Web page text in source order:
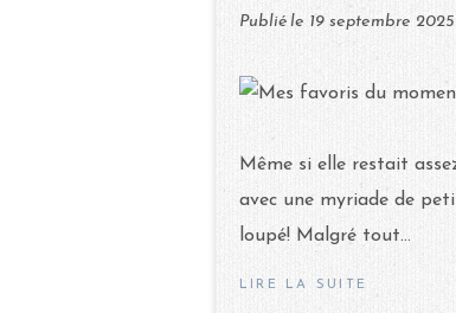
Publié le 19 septembre 2025
Même si elle restait
avec une myriade de
loupé! Malgré tout...
LIRE LA SUITE